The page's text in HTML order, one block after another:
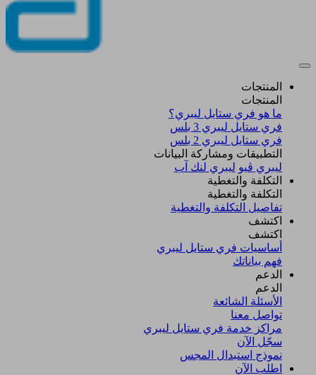
المنتجات
المنتجات
ما هو فري ستايل ليبري؟
فري ستايل ليبري 3 بلس​
فري ستايل ليبري 2 بلس​
التطبيقات ومشاركة البيانات
ليبري ڤيو ليبري لنك آب
التكلفة والتغطية
التكلفة والتغطية
تفاصيل التكلفة والتغطية
اكتشف​
اكتشف​
أساسيات فري ستايل ليبري
فهم بياناتك
الدعم
الدعم
الأسئلة الشائعة
تواصل معنا
مراكز خدمة فري ستايل ليبري
سجّل الآن​
نموذج استبدال المجس
اطلب الآن